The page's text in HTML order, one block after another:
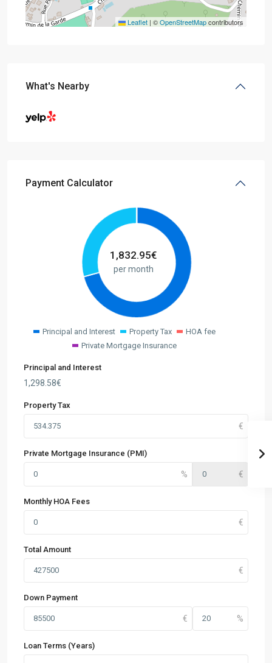
Leaflet | ©OpenStreetMapcontributors
What's Nearby
Payment Calculator
1,832.95€
per month
Principal and Interest Property Tax
HOA fee
Private Mortgage Insurance
Principal and Interest
1,298.58€
Property Tax
Private Mortgage Insurance (PMI)
Monthly HOA Fees
Total Amount
Down Payment
Loan Terms (Years)